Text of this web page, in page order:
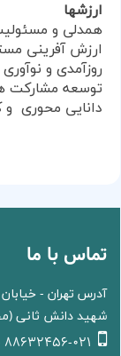
ارزشها
همدلی و
ارزش آفرینی
روزآمدی و نوآوری
توسعه
دانایی محوری و
تماس با ما
آدرس تهران -
شهید دانش ثانی (مجد)-